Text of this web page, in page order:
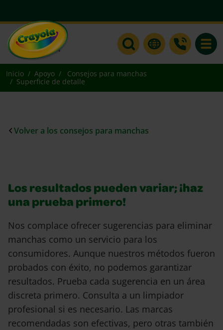
Inicio Apoyo
Consejos para manchas
Superficie de detalle
Volver a los consejos para manchas
Los resultados pueden variar; ¡haz
una prueba primero!
Nos complace ofrecer sugerencias para eliminar
manchas como un servicio para los
consumidores. Aunque nuestros métodos fueron
probados con éxito, no podemos garantizar
resultados. Prueba cada sugerencia en un área
discreta primero. Consulta a un limpiador
profesional si es necesario. Las marcas
recomendadas son efectivas, pero otras también